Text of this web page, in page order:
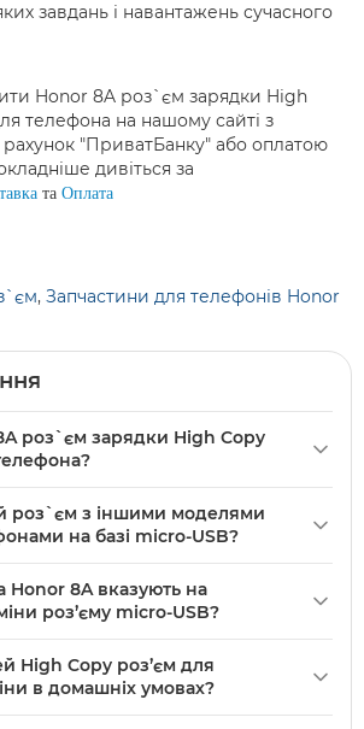
завдань і навантажень сучасного
Honor 8A роз`єм зарядки High
телефона на нашому сайті з
"ПриватБанку" або оплатою
дивіться за
та Оплата
, Запчастини для телефонів Honor
роз`єм зарядки High Copy
порт живлення та передачі
оригінального гнізда при
зарядку та підключення USB.
роз`єм з іншими моделями
на базі micro-USB?
моделі немає. Перед покупкою
для механічної та електричної
Honor 8A вказують на
роз’єму micro-USB?
фіксації кабелю, не визначається по
High Copy роз’єм для
в домашніх умовах?